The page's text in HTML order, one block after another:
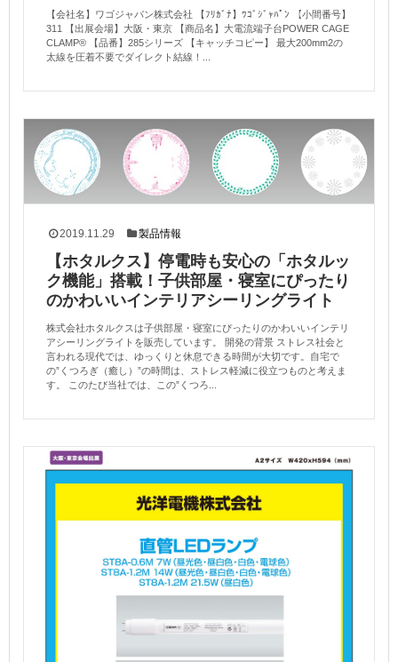
【会社名】ワゴジャパン株式会社 【ﾌﾘｶﾞﾅ】ﾜｺﾞｼﾞｬﾊﾟﾝ 【小間番号】
311 【出展会場】大阪・東京 【商品名】大電流端子台POWER CAGE
CLAMP® 【品番】285シリーズ 【キャッチコピー】 最大200mm2の
太線を圧着不要でダイレクト結線！...
2019.11.29 製品情報
【ホタルクス】停電時も安心の「ホタルッ
ク機能」搭載！子供部屋・寝室にぴったり
のかわいいインテリアシーリングライト
株式会社ホタルクスは子供部屋・寝室にぴったりのかわいいインテリ
アシーリングライトを販売しています。 開発の背景 ストレス社会と
言われる現代では、ゆっくりと休息できる時間が大切です。自宅で
の”くつろぎ（癒し）”の時間は、ストレス軽減に役立つものと考えま
す。 このたび当社では、この”くつろ...